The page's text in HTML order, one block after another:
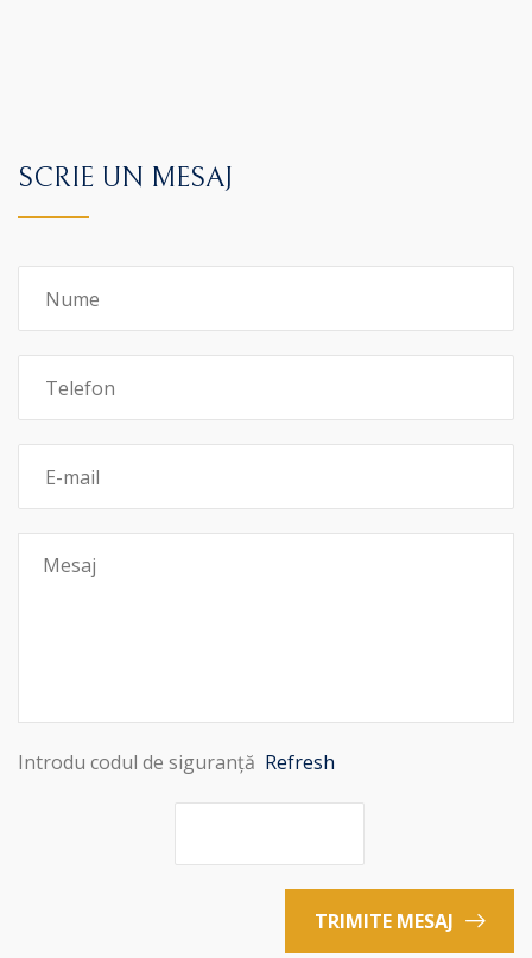
SCRIE UN MESAJ
Introdu codul de siguranță Refresh
TRIMITE MESAJ